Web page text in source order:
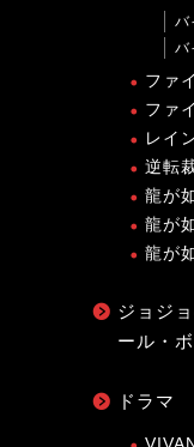
バ
バ
ファ
ファ
レイ
逆転
龍が
龍が
龍が
ジョジ
ール・
ドラマ